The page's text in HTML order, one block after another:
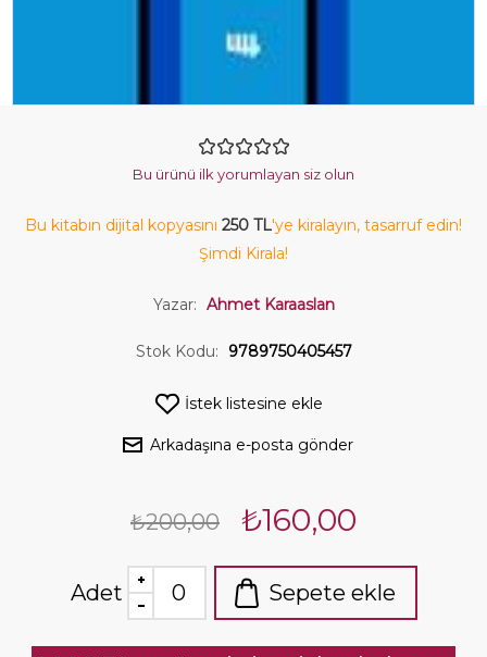
Bu ürünü ilk yorumlayan siz olun
Bu kitabın dijital kopyasını 250 TL'ye kiralayın, tasarruf edin!
Şimdi Kirala!
Yazar: Ahmet Karaaslan
Stok Kodu: 9789750405457
İstek listesine ekle
Arkadaşına e-posta gönder
₺200,00 ₺160,00
Adet Sepete ekle